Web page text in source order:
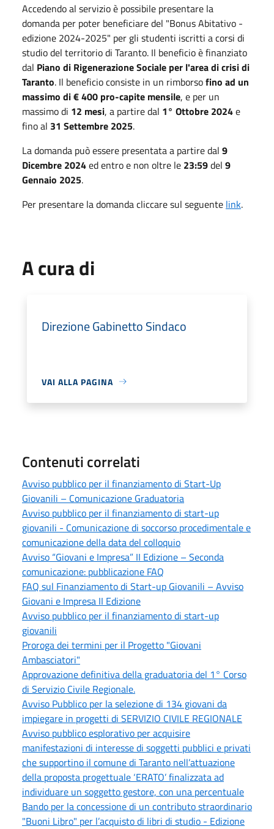
Accedendo al servizio è possibile presentare la
domanda per poter beneficiare del "Bonus Abitativo -
edizione 2024-2025" per gli studenti iscritti a corsi di
studio del territorio di Taranto. Il beneficio è finanziato
dal Piano di Rigenerazione Sociale per l'area di crisi di
Taranto. Il beneficio consiste in un rimborsofino ad un
massimo di € 400 pro-capite mensile, e per un
massimo di 12 mesi, a partire dal 1° Ottobre 2024e
fino al 31 Settembre 2025.
La domanda può essere presentata a partire dal 9
Dicembre 2024ed entro e non oltre le 23:59del 9
Gennaio 2025.
Per presentare la domanda cliccare sul seguente link.
A cura di
Direzione Gabinetto Sindaco
VAI ALLA PAGINA
Contenuti correlati
Avviso pubblico per il finanziamento di Start-Up
Giovanili – Comunicazione Graduatoria
Avviso pubblico per il finanziamento di start-up
giovanili - Comunicazione di soccorso procedimentale e
comunicazione della data del colloquio
Avviso “Giovani e Impresa” II Edizione – Seconda
comunicazione: pubblicazione FAQ
FAQ sul Finanziamento di Start-up Giovanili – Avviso
Giovani e Impresa II Edizione
Avviso pubblico per il finanziamento di start-up
giovanili
Proroga dei termini per il Progetto "Giovani
Ambasciatori"
Approvazione definitiva della graduatoria del 1° Corso
di Servizio Civile Regionale.
Avviso Pubblico per la selezione di 134 giovani da
impiegare in progetti di SERVIZIO CIVILE REGIONALE
Avviso pubblico esplorativo per acquisire
manifestazioni di interesse di soggetti pubblici e privati
che supportino il comune di Taranto nell’attuazione
della proposta progettuale ‘ERATO’ finalizzata ad
individuare un soggetto gestore, con una percentuale
Bando per la concessione di un contributo straordinario
"Buoni Libro" per l’acquisto di libri di studio - Edizione